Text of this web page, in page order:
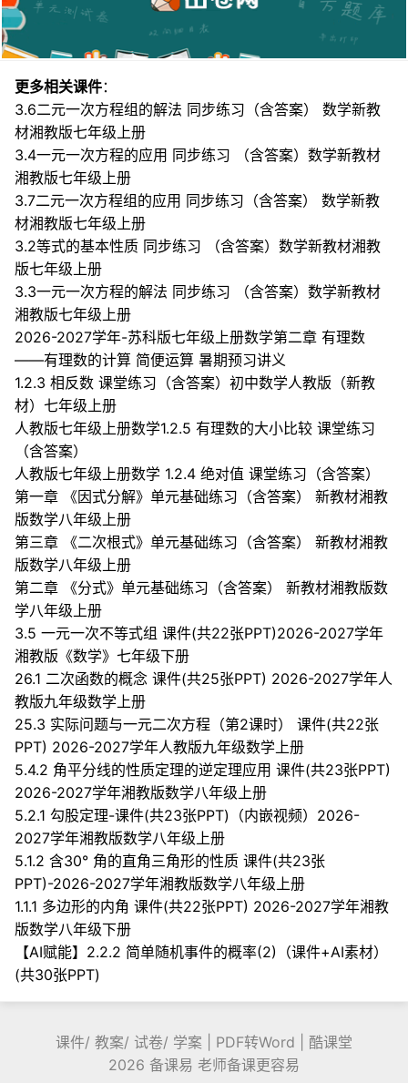
更多相关课件：
3.6二元一次方程组的解法 同步练习（含答案） 数学新教
材湘教版七年级上册
3.4一元一次方程的应用 同步练习 （含答案）数学新教材
湘教版七年级上册
3.7二元一次方程组的应用 同步练习（含答案） 数学新教
材湘教版七年级上册
3.2等式的基本性质 同步练习 （含答案）数学新教材湘教
版七年级上册
3.3一元一次方程的解法 同步练习 （含答案）数学新教材
湘教版七年级上册
2026-2027学年-苏科版七年级上册数学第二章 有理数
——有理数的计算 简便运算 暑期预习讲义
1.2.3 相反数 课堂练习（含答案）初中数学人教版（新教
材）七年级上册
人教版七年级上册数学1.2.5 有理数的大小比较 课堂练习
（含答案）
人教版七年级上册数学 1.2.4 绝对值 课堂练习（含答案）
第一章 《因式分解》单元基础练习（含答案） 新教材湘教
版数学八年级上册
第三章 《二次根式》单元基础练习（含答案） 新教材湘教
版数学八年级上册
第二章 《分式》单元基础练习（含答案） 新教材湘教版数
学八年级上册
3.5 一元一次不等式组 课件(共22张PPT)2026-2027学年
湘教版《数学》七年级下册
26.1 二次函数的概念 课件(共25张PPT) 2026-2027学年人
教版九年级数学上册
25.3 实际问题与一元二次方程（第2课时） 课件(共22张
PPT) 2026-2027学年人教版九年级数学上册
5.4.2 角平分线的性质定理的逆定理应用 课件(共23张PPT)
2026-2027学年湘教版数学八年级上册
5.2.1 勾股定理-课件(共23张PPT)（内嵌视频）2026-
2027学年湘教版数学八年级上册
5.1.2 含30° 角的直角三角形的性质 课件(共23张
PPT)-2026-2027学年湘教版数学八年级上册
1.1.1 多边形的内角 课件(共22张PPT) 2026-2027学年湘教
版数学八年级下册
【AI赋能】2.2.2 简单随机事件的概率(2)（课件+AI素材）
(共30张PPT)
课件/ 教案/ 试卷/ 学案 PDF转Word
酷课堂
2026 备课易 老师备课更容易